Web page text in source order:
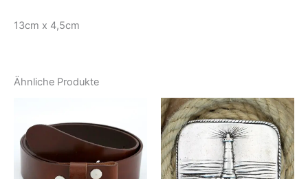
13cm x 4,5cm
Ähnliche Produkte